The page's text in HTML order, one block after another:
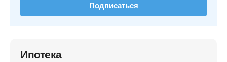
Подписаться
Ипотека